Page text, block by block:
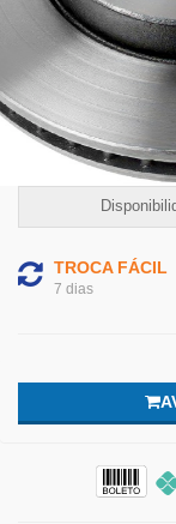
TROCA FÁCIL
7 dias